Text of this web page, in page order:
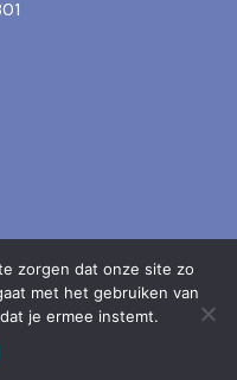
-
& Retourneren
zorgen dat onze site zo
met het gebruiken van
je ermee instemt.